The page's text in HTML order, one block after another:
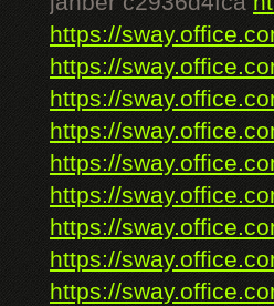
https://
https://
https://
https://
https://
https://
https://
https://
https://